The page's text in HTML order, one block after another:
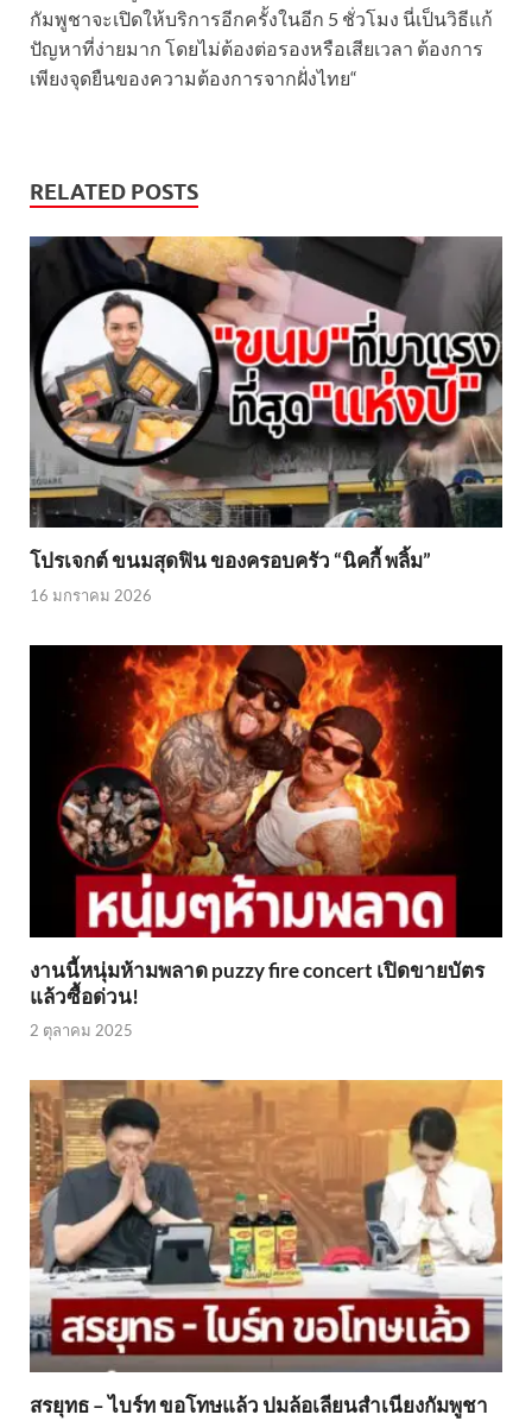
กัมพูชาจะเปิดให้บริการอีกครั้งในอีก 5 ชั่วโมง นี่เป็นวิธีแก้
ปัญหาที่ง่ายมาก โดยไม่ต้องต่อรองหรือเสียเวลา ต้องการ
เพียงจุดยืนของความต้องการจากฝั่งไทย“
RELATED POSTS
โปรเจกต์ ขนมสุดฟิน ของครอบครัว “นิคกี้ พลิ้ม”
16 มกราคม 2026
งานนี้หนุ่มห้ามพลาด puzzy fire concert เปิดขายบัตร
แล้วซื้อด่วน!
2 ตุลาคม 2025
สรยุทธ – ไบร์ท ขอโทษแล้ว ปมล้อเลียนสำเนียงกัมพูชา